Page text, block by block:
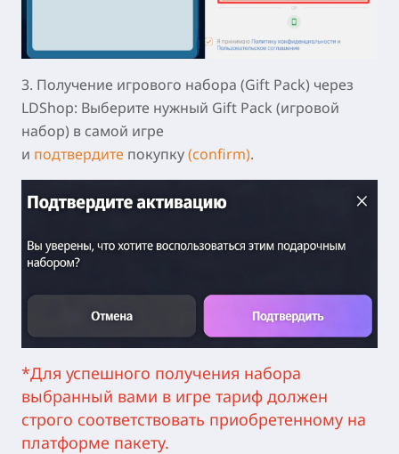
3. Получение игрового набора (Gift Pack) через
LDShop: Выберите нужный Gift Pack (игровой
набор) в самой игре
и подтвердите покупку(confirm).
*Для успешного получения набора
выбранный вами в игре тариф должен
строго соответствовать приобретенному на
платформе пакету.